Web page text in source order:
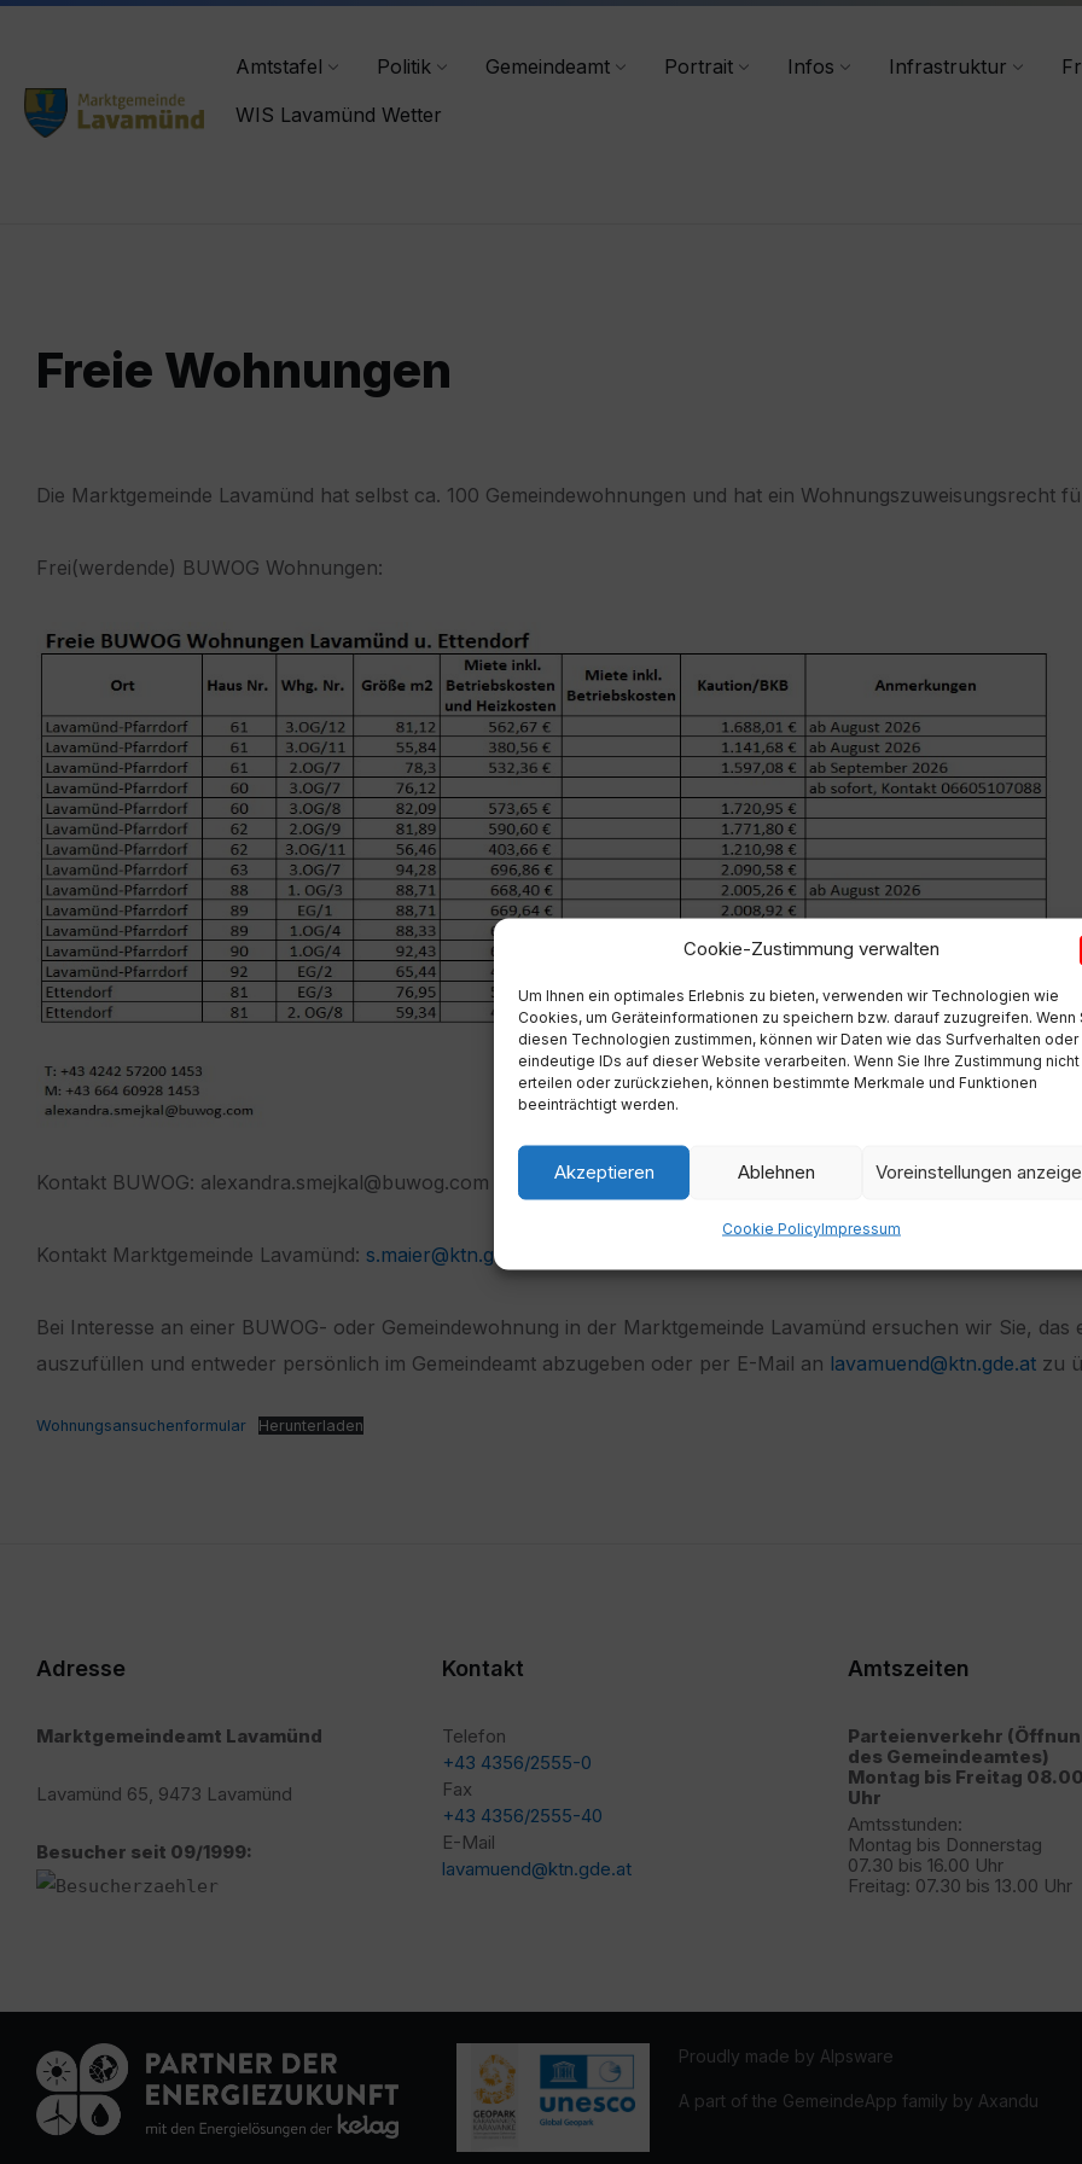
Cookie-Zustimmung verwalten
Um Ihnen ein optimales Erlebnis zu bieten, verwenden wir Technologien wie
Cookies, um Geräteinformationen zu speichern bzw. darauf zuzugreifen. Wenn
diesen Technologien zustimmen, können wir Daten wie das Surfverhalten oder
eindeutige IDs auf dieser Website verarbeiten. Wenn Sie Ihre Zustimmung nicht
erteilen oder zurückziehen, können bestimmte Merkmale und Funktionen
beeinträchtigt werden.
Akzeptieren Ablehnen Voreinstellungen
Cookie PolicyImpressum
Skip
Skip
Skip
Amtstafel Politik Gemeindeamt Portrait Infos Infrastruktur
WIS Lavamünd Wetter
Freie Wohnungen
Die Marktgemeinde Lavamünd hat selbst ca. 100 Gemeindewohnungen und hat ein Wohnungszuweisungsrecht
Frei(werdende) BUWOG Wohnungen:
Kontakt BUWOG: alexandra.smejkal@buwog.com bzw. 0664 609281453
Kontakt Marktgemeinde Lavamünd: s.maier@ktn.gde.at
Bei Interesse an einer BUWOG- oder Gemeindewohnung in der Marktgemeinde Lavamünd ersuchen wir Sie,
auszufüllen und entweder persönlich im Gemeindeamt abzugeben oder per E-Mail an lavamuend@ktn.gde.at zu
Wohnungsansuchenformular Herunterladen
Adresse
Marktgemeindeamt Lavamünd
Lavamünd 65, 9473 Lavamünd
Besucher seit 09/1999:
Kontakt
Telefon
+43 4356/2555-0
Fax
+43 4356/2555-40
E-Mail
lavamuend@ktn.gde.at
Amtszeiten
Parteienverkehr
des Gemeindeamtes)
Montag bis Freitag
Uhr
Amtsstunden:
Montag bis Donnerstag
07.30 bis 16.00 Uhr
Freitag: 07.30 bis 13.00 Uhr
Proudly made by Alpsware
A part of the GemeindeApp family by Axandu